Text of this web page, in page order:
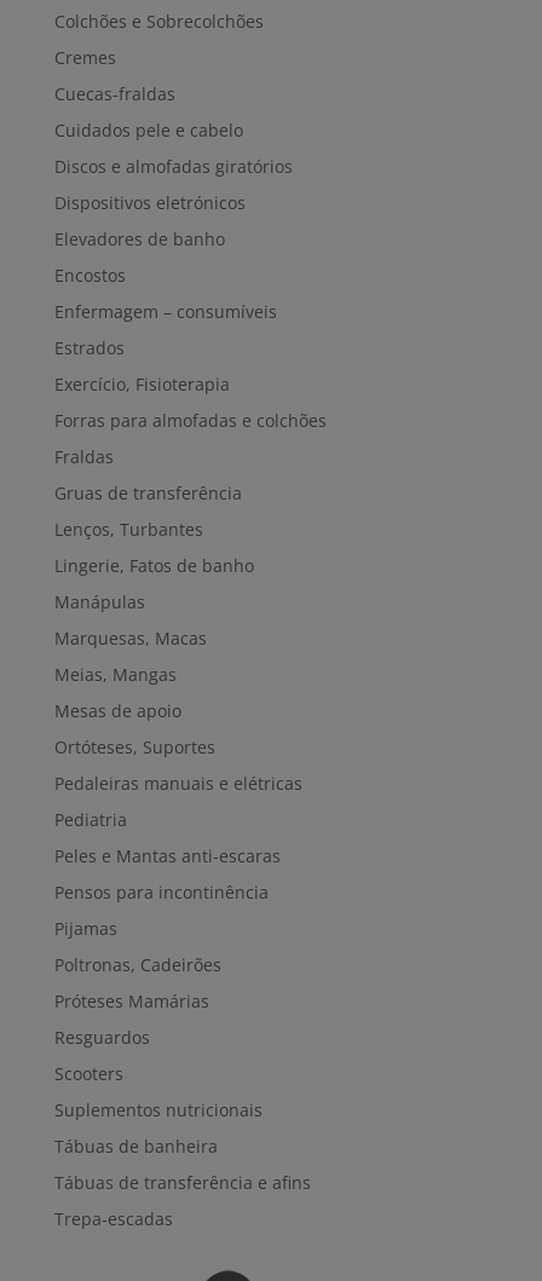
Colchões e Sobrecolchões
Cremes
Cuecas-fraldas
Cuidados pele e cabelo
Discos e almofadas giratórios
Dispositivos eletrónicos
Elevadores de banho
Encostos
Enfermagem – consumíveis
Estrados
Exercício, Fisioterapia
Forras para almofadas e colchões
Fraldas
Gruas de transferência
Lenços, Turbantes
Lingerie, Fatos de banho
Manápulas
Marquesas, Macas
Meias, Mangas
Mesas de apoio
Ortóteses, Suportes
Pedaleiras manuais e elétricas
Pediatria
Peles e Mantas anti-escaras
Pensos para incontinência
Pijamas
Poltronas, Cadeirões
Próteses Mamárias
Resguardos
Scooters
Suplementos nutricionais
Tábuas de banheira
Tábuas de transferência e afins
Trepa-escadas